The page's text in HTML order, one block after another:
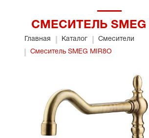
СМЕСИТЕЛЬ SMEG
Главная Каталог
Смесители
Смеситель SMEG MIR8O